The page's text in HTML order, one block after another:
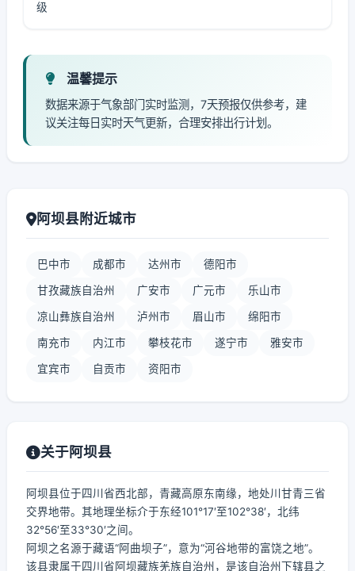
级
温馨提示
数据来源于气象部门实时监测，7天预报仅供参考，建
议关注每日实时天气更新，合理安排出行计划。
阿坝县附近城市
巴中市 成都市 达州市 德阳市
甘孜藏族自治州 广安市 广元市 乐山市
凉山彝族自治州 泸州市 眉山市 绵阳市
南充市 内江市 攀枝花市 遂宁市 雅安市
宜宾市 自贡市 资阳市
关于阿坝县
阿坝县位于四川省西北部，青藏高原东南缘，地处川甘青三省
交界地带。其地理坐标介于东经101°17′至102°38′，北纬
32°56′至33°30′之间。
阿坝之名源于藏语“阿曲坝子”，意为“河谷地带的富饶之地”。
该县隶属于四川省阿坝藏族羌族自治州，是该自治州下辖县之